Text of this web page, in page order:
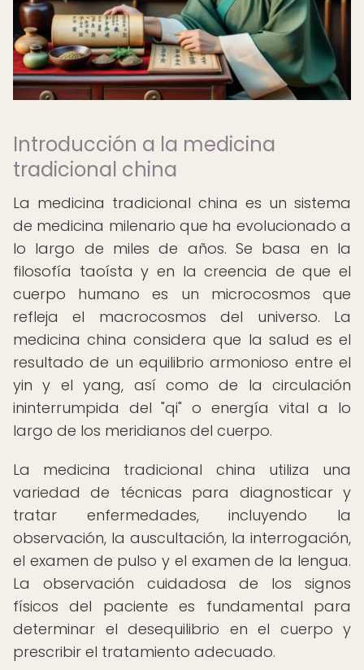
Introducción a la medicina
tradicional china
La medicina tradicional china es un sistema
de medicina milenario que ha evolucionado a
lo largo de miles de años. Se basa en la
filosofía taoísta y en la creencia de que el
cuerpo humano es un microcosmos que
refleja el macrocosmos del universo. La
medicina china considera que la salud es el
resultado de un equilibrio armonioso entre el
yin y el yang, así como de la circulación
ininterrumpida del "qi" o energía vital a lo
largo de los meridianos del cuerpo.
La medicina tradicional china utiliza una
variedad de técnicas para diagnosticar y
tratar enfermedades, incluyendo la
observación, la auscultación, la interrogación,
el examen de pulso y el examen de la lengua.
La observación cuidadosa de los signos
físicos del paciente es fundamental para
determinar el desequilibrio en el cuerpo y
prescribir el tratamiento adecuado.